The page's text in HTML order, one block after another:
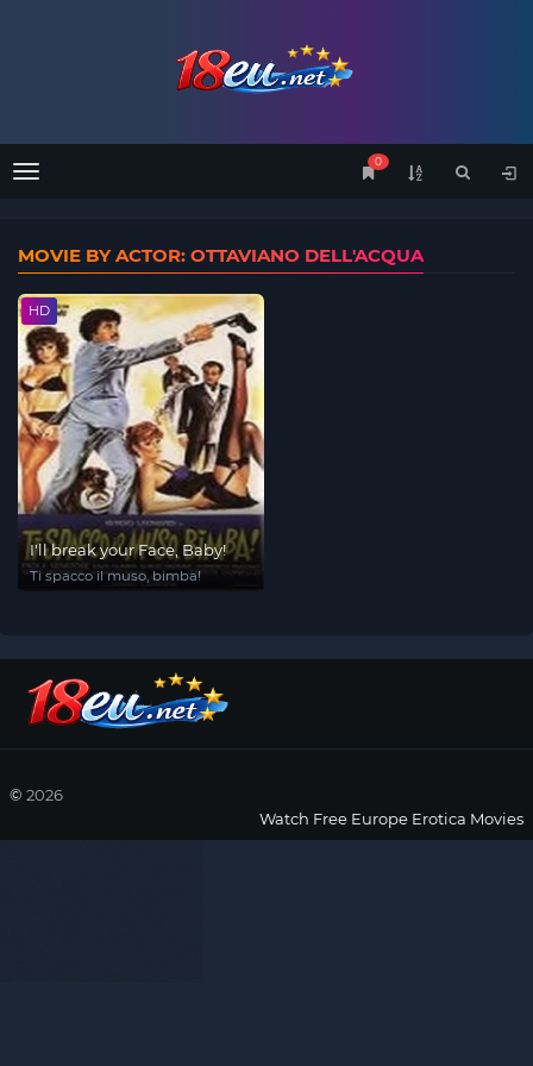
Menu
0
MOVIE BY ACTOR: OTTAVIANO DELL'ACQUA
HD
I'll break your Face, Baby!
Ti spacco il muso, bimba!
© 2026
Watch Free Europe Erotica Movies